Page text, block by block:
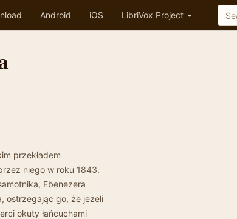
Android iOS LibriVox Project
przekładem
niego w roku 1843.
Ebenezera
ostrzegając go, że jeżeli
okuty łańcuchami